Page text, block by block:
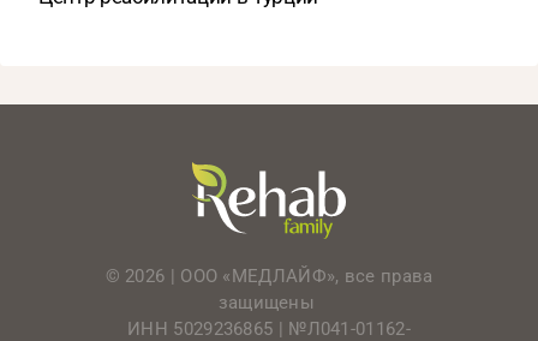
© 2026 | ООО «МЕДЛАЙФ», все права
защищены
ИНН 5029236865 | №Л041-01162-